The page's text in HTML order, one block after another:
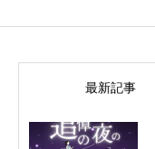
最新記事